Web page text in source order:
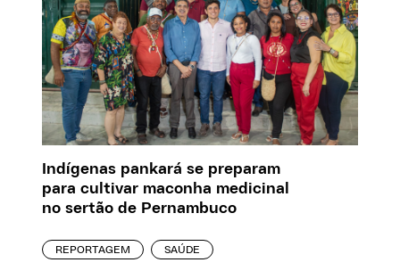
Indígenas pankará se preparam
para cultivar maconha medicinal
no sertão de Pernambuco
REPORTAGEM SAÚDE